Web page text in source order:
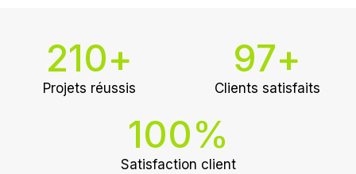
Projets réussis
210+
Clients satisfaits
97+
Satisfaction client
100%